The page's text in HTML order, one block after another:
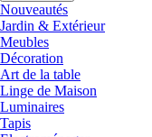
Nouveautés
Jardin & Extérieur
Meubles
Décoration
Art de la table
Linge de Maison
Luminaires
Tapis